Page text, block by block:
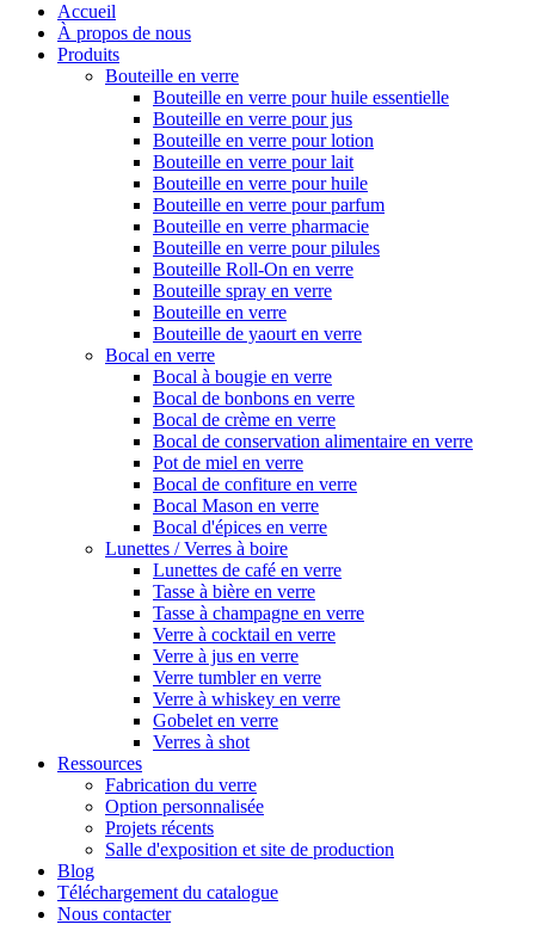
Accueil
À propos de nous
Produits
Bouteille en verre
Bouteille en verre pour huile essentielle
Bouteille en verre pour jus
Bouteille en verre pour lotion
Bouteille en verre pour lait
Bouteille en verre pour huile
Bouteille en verre pour parfum
Bouteille en verre pharmacie
Bouteille en verre pour pilules
Bouteille Roll-On en verre
Bouteille spray en verre
Bouteille en verre
Bouteille de yaourt en verre
Bocal en verre
Bocal à bougie en verre
Bocal de bonbons en verre
Bocal de crème en verre
Bocal de conservation alimentaire en verre
Pot de miel en verre
Bocal de confiture en verre
Bocal Mason en verre
Bocal d'épices en verre
Lunettes / Verres à boire
Lunettes de café en verre
Tasse à bière en verre
Tasse à champagne en verre
Verre à cocktail en verre
Verre à jus en verre
Verre tumbler en verre
Verre à whiskey en verre
Gobelet en verre
Verres à shot
Ressources
Fabrication du verre
Option personnalisée
Projets récents
Salle d'exposition et site de production
Blog
Téléchargement du catalogue
Nous contacter